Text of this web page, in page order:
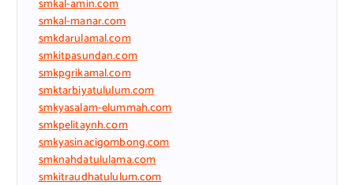
smkal-amin.com
smkal-manar.com
smkdarulamal.com
smkitpasundan.com
smkpgrikamal.com
smktarbiyatululum.com
smkyasalam-elummah.com
smkpelitaynh.com
smkyasinacigombong.com
smknahdatululama.com
smkitraudhatululum.com